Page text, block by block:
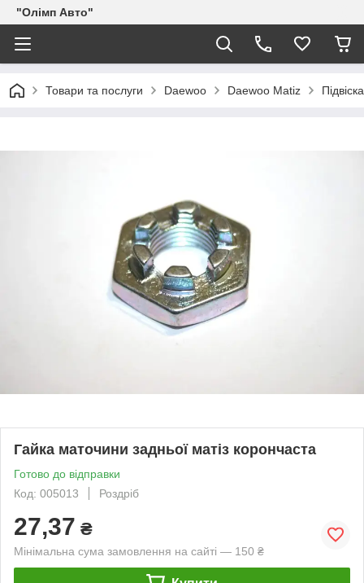
"Олімп Авто"
Товари та послуги Daewoo Daewoo Matiz Підвіска
Гайка маточини задньої матіз корончаста
Готово до відправки
Код: 005013
Роздріб
27,37 ₴
Мінімальна сума замовлення на сайті — 150 ₴